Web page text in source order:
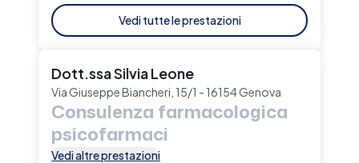
Vedi tutte le prestazioni
Dott.ssa Silvia Leone
Via Giuseppe Biancheri, 15/1 - 16154 Genova
Consulenza farmacologica
psicofarmaci
Vedi altre prestazioni